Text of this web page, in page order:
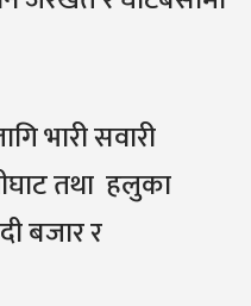
भारी सवारी
तथा हलुका
बजार र